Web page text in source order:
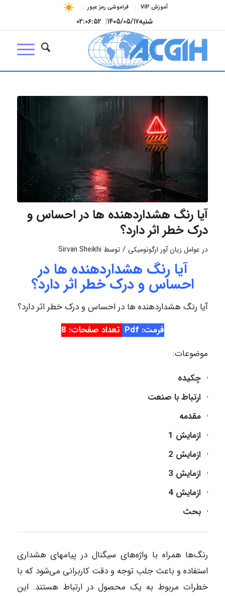
آموزش VIP فراموشی رمز عبور
شنبه۱۴۰۵/۰۵/۱۷| ۰۲:۰۶:۵۳
آیا رنگ هشداردهنده ها در احساس و
درک خطر اثر دارد؟
در عوامل زیان آور ارگونومیکی / توسط Sirvan Sheikhi
آیا رنگ هشداردهنده ها در
احساس و درک خطر اثر دارد؟
آیا رنگ هشداردهنده ها در احساس و درک خطر اثر دارد؟
فرمت: Pdf
تعداد صفحات: 8
موضوعات:
چکیده
ارتباط با صنعت
مقدمه
ازمایش 1
ازمایش 2
ازمایش 3
ازمایش 4
بحث
رنگ‌ها همراه با واژه‌های سیگنال در پیامهای هشداری
استفاده و باعث جلب توجه و دقت کاربرانی می‌شود که با
خطرات مربوط به یک محصول در ارتباط هستند. این